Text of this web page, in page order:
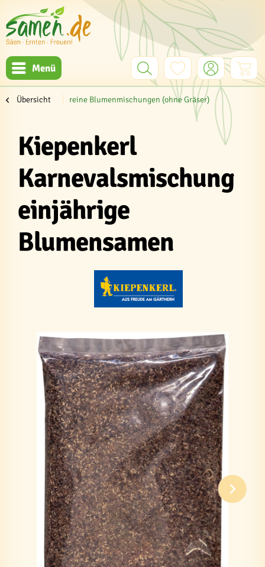
Menü
Übersicht reine Blumenmischungen (ohne Gräser)
Kiepenkerl
Karnevalsmischung
einjährige
Blumensamen